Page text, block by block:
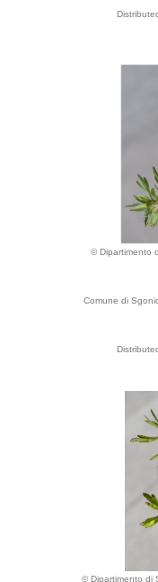
© Dipartimento
Comune di
© Dipartimento di